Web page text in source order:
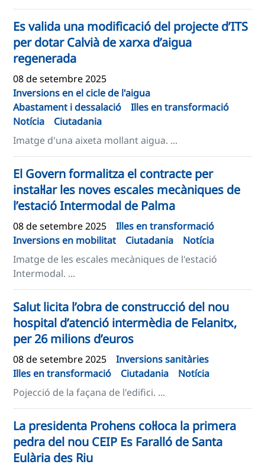
Es valida una modificació del projecte d’ITS
per dotar Calvià de xarxa d’aigua
regenerada
08 de setembre 2025
Inversions en el cicle de l'aigua
Abastament i dessalació
Illes en transformació
Notícia
Ciutadania
Imatge d'una aixeta mollant aigua. ...
El Govern formalitza el contracte per
instal·lar les noves escales mecàniques de
l’estació Intermodal de Palma
08 de setembre 2025
Illes en transformació
Inversions en mobilitat
Ciutadania
Notícia
Imatge de les escales mecàniques de l'estació
Intermodal. ...
Salut licita l’obra de construcció del nou
hospital d’atenció intermèdia de Felanitx,
per 26 milions d’euros
08 de setembre 2025
Inversions sanitàries
Illes en transformació
Ciutadania
Notícia
Pojecció de la façana de l'edifici. ...
La presidenta Prohens col·loca la primera
pedra del nou CEIP Es Faralló de Santa
Eulària des Riu